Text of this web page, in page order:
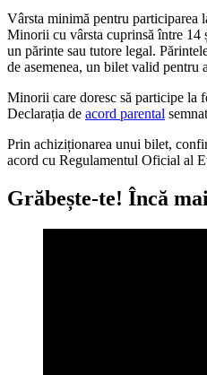
Vârsta minimă pentru participarea
Minorii cu vârsta cuprinsă între 14
un părinte sau tutore legal.
de asemenea, un bilet valid pentru
Minorii care doresc să participe la
Declarația de acord parental
Prin achiziționarea unui bilet,
acord cu Regulamentul Oficial al
Grăbește-te! Încă